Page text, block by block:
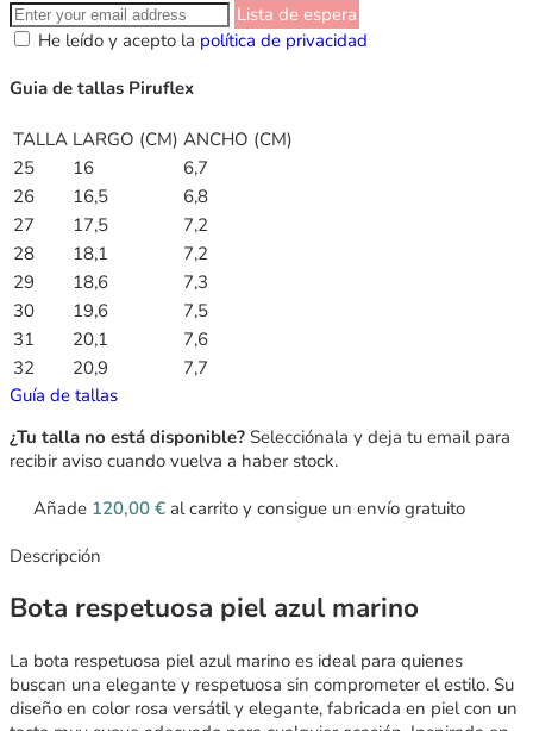
Lista de espera
He leído y acepto la política de privacidad
Guia de tallas Piruflex
TALLA LARGO (CM) ANCHO (CM)
25
16
6,7
26
16,5
6,8
27
17,5
7,2
28
18,1
7,2
29
18,6
7,3
30
19,6
7,5
31
20,1
7,6
32
20,9
7,7
Guía de tallas
¿Tu talla no está disponible? Selecciónala y deja tu email para
recibir aviso cuando vuelva a haber stock.
Añade 120,00 € al carrito y consigue un envío gratuito
Descripción
Bota respetuosa piel azul marino
La bota respetuosa piel azul marino es ideal para quienes
buscan una elegante y respetuosa sin comprometer el estilo. Su
diseño en color rosa versátil y elegante, fabricada en piel con un